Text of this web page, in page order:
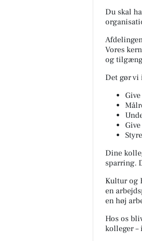
Du skal
Vores
og
Det gør vi
Dine
sparring.
Kultur og
en
en høj
Hos os
kolleger –